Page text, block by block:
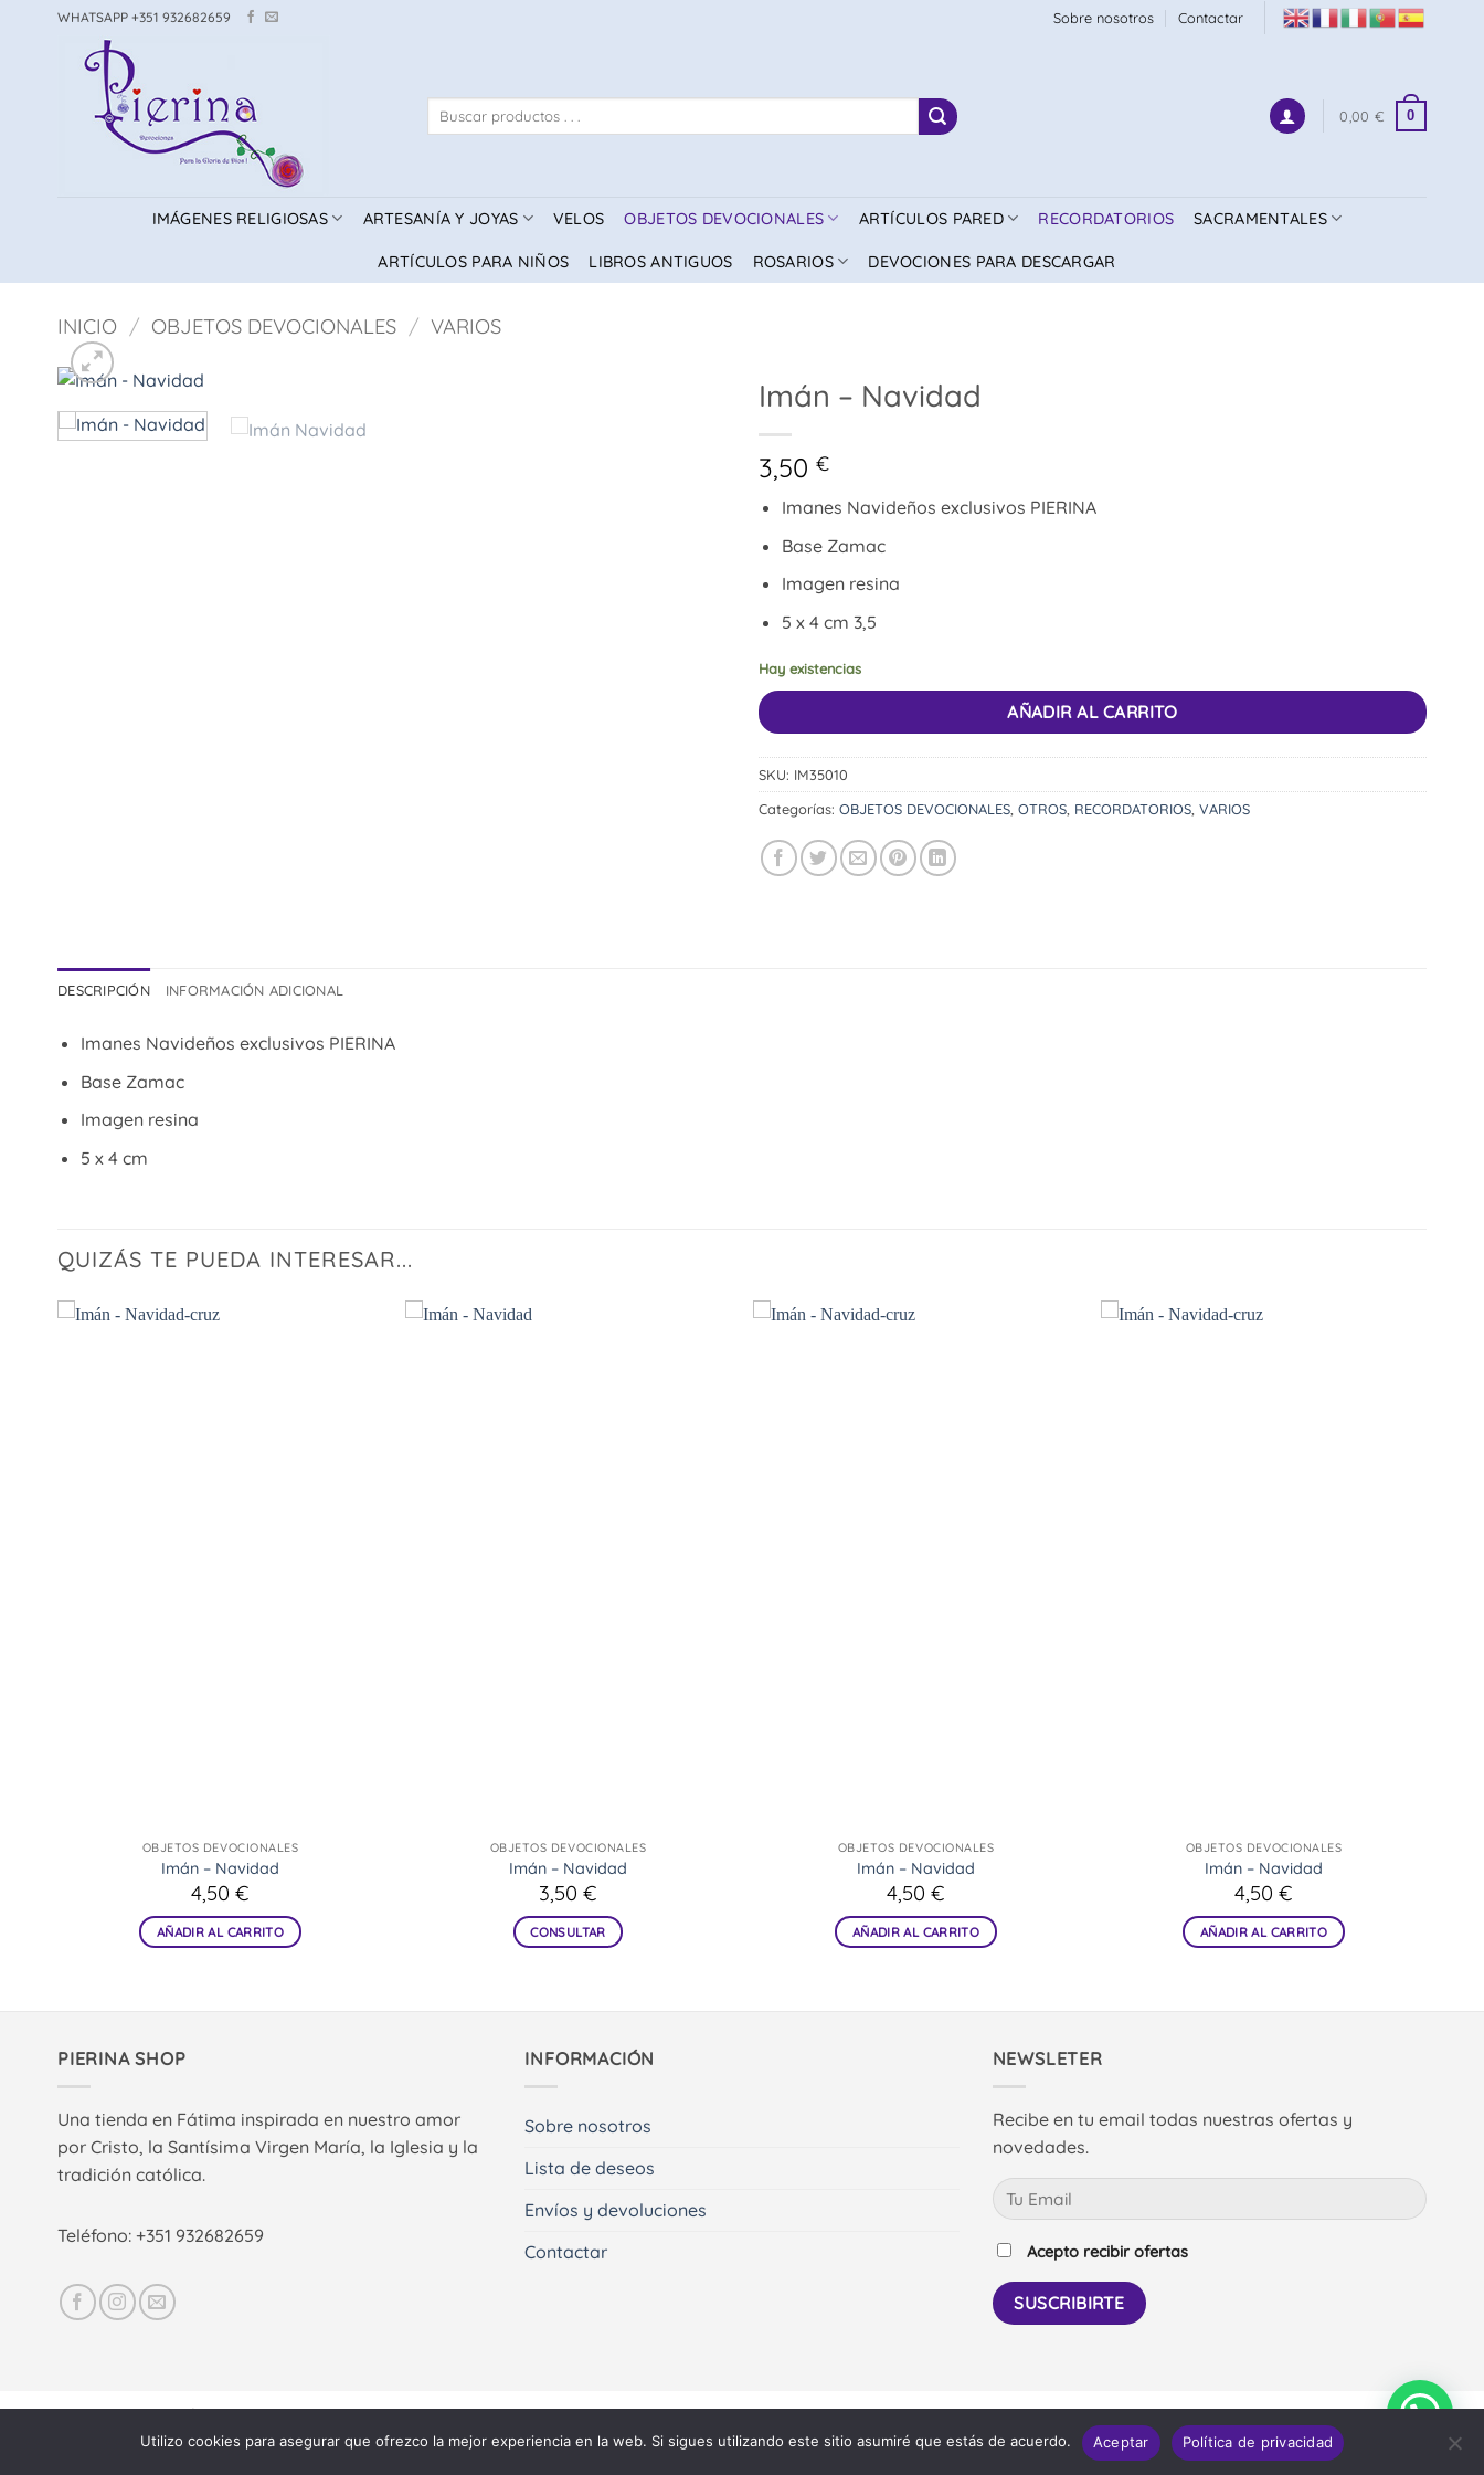
WHATSAPP +351 932682659 Sobre nosotros Contactar
Buscar
0,00 € 0
IMÁGENES RELIGIOSAS ARTESANÍA Y JOYAS VELOS OBJETOS DEVOCIONALES ARTÍCULOS PARED RECORDATORIOS SACRAMENTALES
ARTÍCULOS PARA NIÑOS LIBROS ANTIGUOS ROSARIOS DEVOCIONES PARA DESCARGAR
INICIO / OBJETOS DEVOCIONALES / VARIOS
Imán – Navidad
3,50 €
Imanes Navideños exclusivos PIERINA
Base Zamac
Imagen resina
5 x 4 cm 3,5
Hay existencias
AÑADIR AL CARRITO
SKU: IM35010
Categorías: OBJETOS DEVOCIONALES OTROS RECORDATORIOS VARIOS
DESCRIPCIÓN INFORMACIÓN ADICIONAL
Imanes Navideños exclusivos PIERINA
Base Zamac
Imagen resina
5 x 4 cm
QUIZÁS TE PUEDA INTERESAR...
OBJETOS DEVOCIONALES
Imán – Navidad
4,50 €
AÑADIR AL CARRITO
OBJETOS DEVOCIONALES
Imán – Navidad
3,50 €
CONSULTAR
OBJETOS DEVOCIONALES
Imán – Navidad
4,50 €
AÑADIR AL CARRITO
OBJETOS DEVOCIONALES
Imán – Navidad
4,50 €
AÑADIR AL CARRITO
PIERINA SHOP
Una tienda en Fátima inspirada en nuestro amor
por Cristo, la Santísima Virgen María, la Iglesia y la
tradición católica.
Teléfono: +351 932682659
INFORMACIÓN
Sobre nosotros
Lista de deseos
Envíos y devoluciones
Contactar
NEWSLETER
Recibe en tu email todas nuestras ofertas y
novedades.
Acepto recibir ofertas
Transfer
Pierina Shop- Diseño: Daniel Más
Utilizo cookies para asegurar que ofrezco la mejor experiencia en la web. Si sigues utilizando este sitio asumiré que estás de acuerdo. Aceptar Política de privacidad